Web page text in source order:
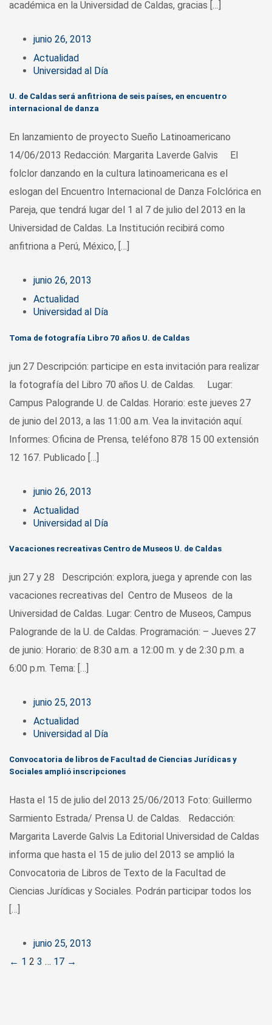
académica en la Universidad de Caldas, gracias […]
junio 26, 2013
Actualidad
Universidad al Día
U. de Caldas será anfitriona de seis países, en encuentro
internacional de danza
En lanzamiento de proyecto Sueño Latinoamericano
14/06/2013 Redacción: Margarita Laverde Galvis El
folclor danzando en la cultura latinoamericana es el
eslogan del Encuentro Internacional de Danza Folclórica en
Pareja, que tendrá lugar del 1 al 7 de julio del 2013 en la
Universidad de Caldas. La Institución recibirá como
anfitriona a Perú, México, […]
junio 26, 2013
Actualidad
Universidad al Día
Toma de fotografía Libro 70 años U. de Caldas
jun 27 Descripción: participe en esta invitación para realizar
la fotografía del Libro 70 años U. de Caldas. Lugar:
Campus Palogrande U. de Caldas. Horario: este jueves 27
de junio del 2013, a las 11:00 a.m. Vea la invitación aquí.
Informes: Oficina de Prensa, teléfono 878 15 00 extensión
12 167. Publicado […]
junio 26, 2013
Actualidad
Universidad al Día
Vacaciones recreativas Centro de Museos U. de Caldas
jun 27 y 28 Descripción: explora, juega y aprende con las
vacaciones recreativas del Centro de Museos de la
Universidad de Caldas. Lugar: Centro de Museos, Campus
Palogrande de la U. de Caldas. Programación: – Jueves 27
de junio: Horario: de 8:30 a.m. a 12:00 m. y de 2:30 p.m. a
6:00 p.m. Tema: […]
junio 25, 2013
Actualidad
Universidad al Día
Convocatoria de libros de Facultad de Ciencias Jurídicas y
Sociales amplió inscripciones
Hasta el 15 de julio del 2013 25/06/2013 Foto: Guillermo
Sarmiento Estrada/ Prensa U. de Caldas. Redacción:
Margarita Laverde Galvis La Editorial Universidad de Caldas
informa que hasta el 15 de julio del 2013 se amplió la
Convocatoria de Libros de Texto de la Facultad de
Ciencias Jurídicas y Sociales. Podrán participar todos los
[…]
junio 25, 2013
Posts
← 1 2 3 … 17 →